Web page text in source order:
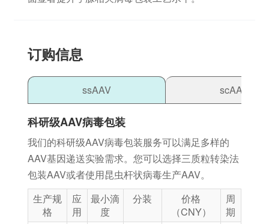
订购信息
ssAAV scAAV
科研级AAV病毒包装
我们的科研级AAV病毒包装服务可以满足多样的
AAV基因递送实验需求。您可以选择三质粒转染法
包装AAV或者使用昆虫杆状病毒生产AAV。
生产规
格
应
用
最小滴
度
分装
价格
（CNY）
周
期